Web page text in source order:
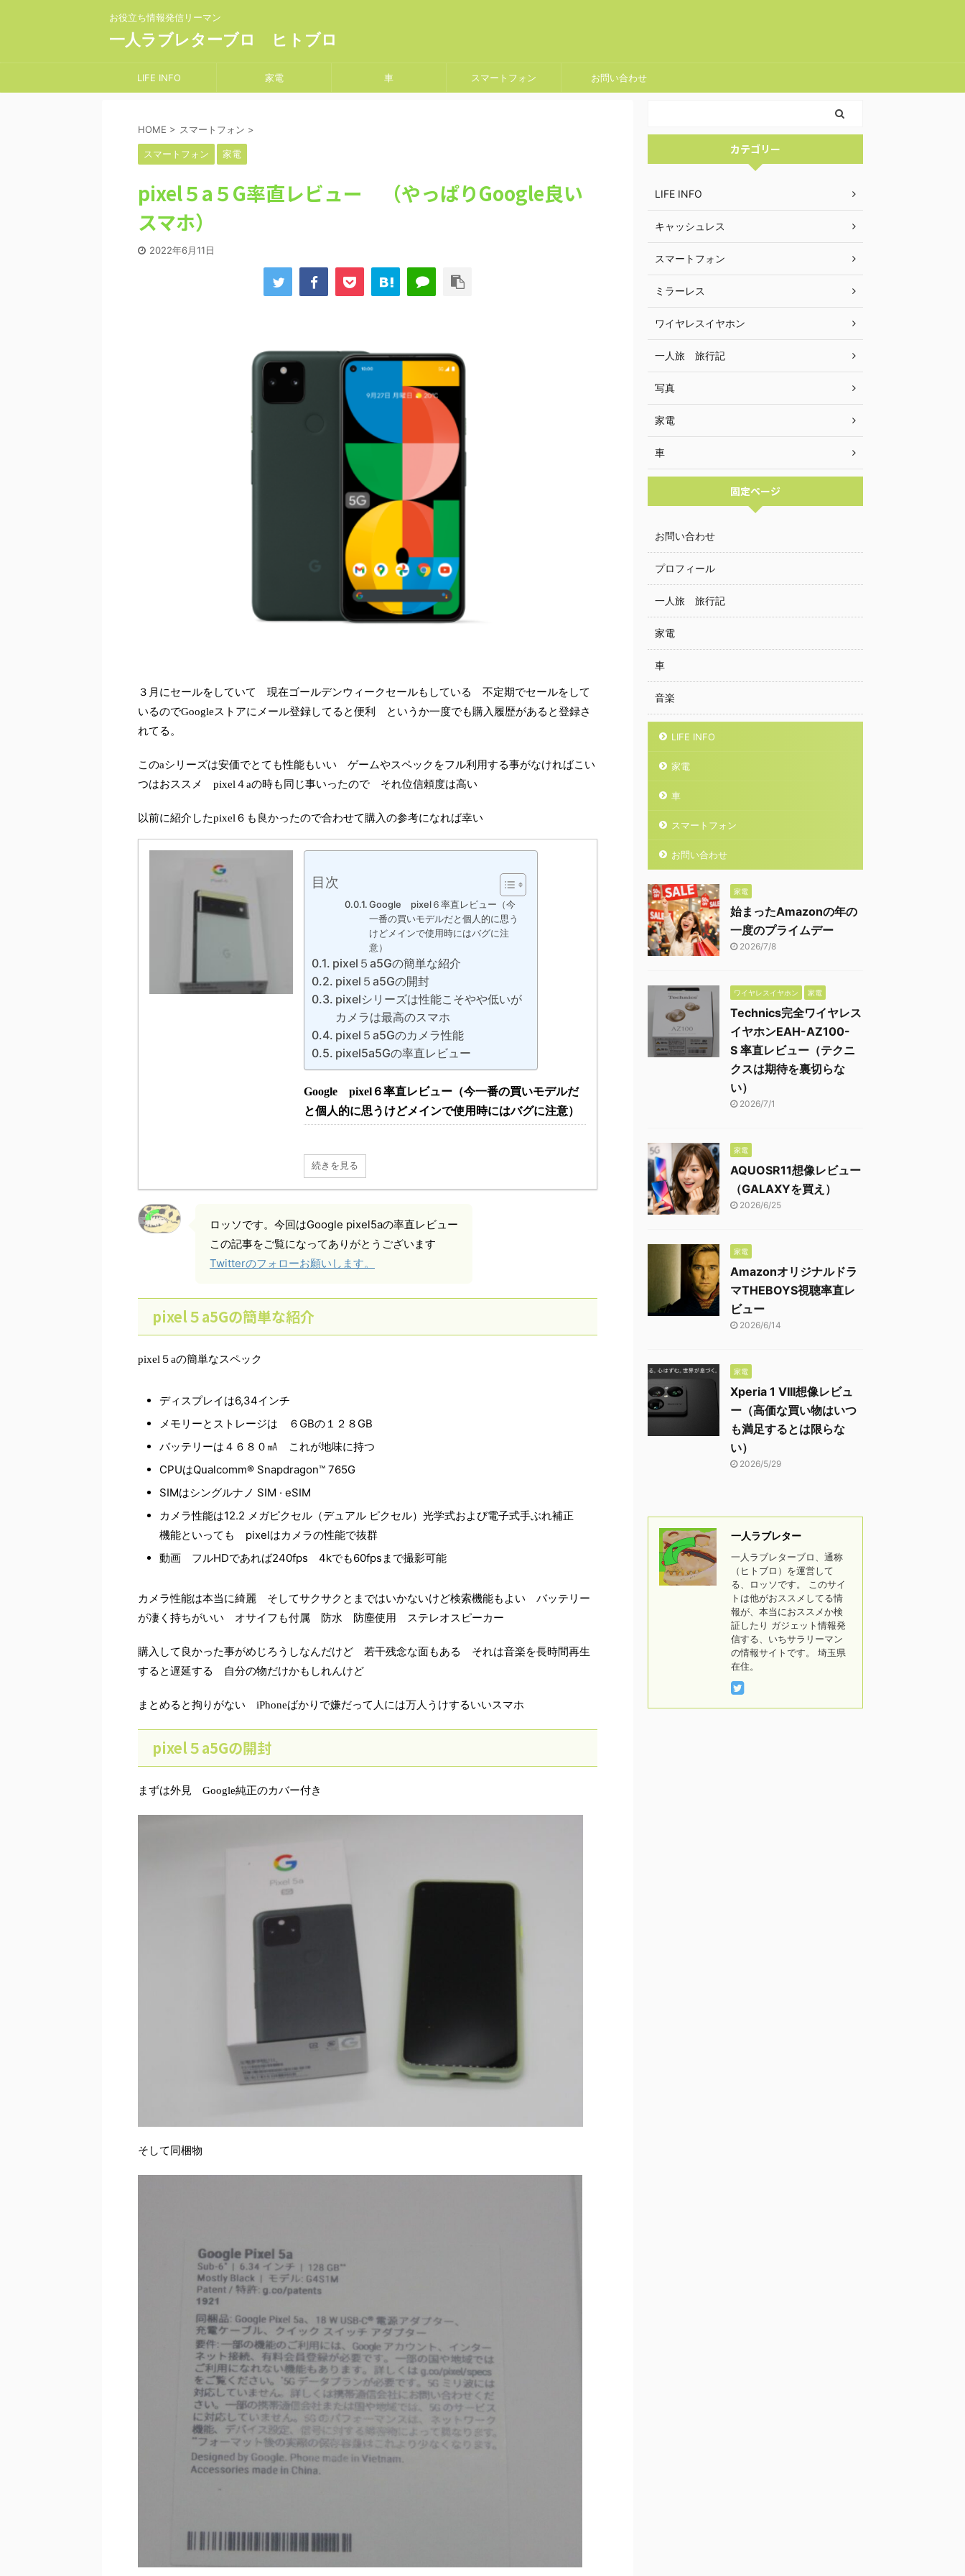
お役立ち情報発信リーマン
一人ラブレターブロ ヒトブロ
LIFE INFO 家電 車 スマートフォン お問い合わせ
HOME > スマートフォン >
スマートフォン 家電
pixel５a５G率直レビュー （やっぱりGoogle良い
スマホ）
2022年6月11日
３月にセールをしていて 現在ゴールデンウィークセールもしている 不定期でセールをして
いるのでGoogleストアにメール登録してると便利 というか一度でも購入履歴があると登録さ
れてる。
このaシリーズは安価でとても性能もいい ゲームやスペックをフル利用する事がなければこい
つはおススメ pixel４aの時も同じ事いったので それ位信頼度は高い
以前に紹介したpixel６も良かったので合わせて購入の参考になれば幸い
目次
Google pixel６率直レビュー（今
一番の買いモデルだと個人的に思う
けどメインで使用時にはバグに注
意）
pixel５a5Gの簡単な紹介
pixel５a5Gの開封
pixelシリーズは性能こそやや低いが
カメラは最高のスマホ
pixel５a5Gのカメラ性能
pixel5a5Gの率直レビュー
Google pixel６率直レビュー（今一番の買いモデルだ
と個人的に思うけどメインで使用時にはバグに注意）
続きを見る
ロッソです。今回はGoogle pixel5aの率直レビュー
この記事をご覧になってありがとうございます
Twitterのフォローお願いします。
pixel５a5Gの簡単な紹介
pixel５aの簡単なスペック
ディスプレイは6,34インチ
メモリーとストレージは ６GBの１２８GB
バッテリーは４６８０㎃ これが地味に持つ
CPUはQualcomm® Snapdragon™ 765G
SIMはシングルナノ SIM · eSIM
カメラ性能は12.2 メガピクセル（デュアル ピクセル）光学式および電子式手ぶれ補正
機能といっても pixelはカメラの性能で抜群
動画 フルHDであれば240fps 4kでも60fpsまで撮影可能
カメラ性能は本当に綺麗 そしてサクサクとまではいかないけど検索機能もよい バッテリー
が凄く持ちがいい オサイフも付属 防水 防塵使用 ステレオスピーカー
購入して良かった事がめじろうしなんだけど 若干残念な面もある それは音楽を長時間再生
すると遅延する 自分の物だけかもしれんけど
まとめると拘りがない iPhoneばかりで嫌だって人には万人うけするいいスマホ
pixel５a5Gの開封
まずは外見 Google純正のカバー付き
そして同梱物
カテゴリー
LIFE INFO
キャッシュレス
スマートフォン
ミラーレス
ワイヤレスイヤホン
一人旅 旅行記
写真
家電
車
固定ページ
お問い合わせ
プロフィール
一人旅 旅行記
家電
車
音楽
LIFE INFO
家電
車
スマートフォン
お問い合わせ
家電
始まったAmazonの年の
一度のプライムデー
2026/7/8
ワイヤレスイヤホン 家電
Technics完全ワイヤレス
イヤホンEAH-AZ100-
S 率直レビュー（テクニ
クスは期待を裏切らな
い）
2026/7/1
家電
AQUOSR11想像レビュー
（GALAXYを買え）
2026/6/25
家電
Amazonオリジナルドラ
マTHEBOYS視聴率直レ
ビュー
2026/6/14
家電
Xperia 1 VIII想像レビュ
ー（高価な買い物はいつ
も満足するとは限らな
い）
2026/5/29
一人ラブレター
一人ラブレターブロ、通称
（ヒトブロ）を運営して
る、ロッソです。 このサイ
トは他がおススメしてる情
報が、本当におススメか検
証したり ガジェット情報発
信する、いちサラリーマン
の情報サイトです。 埼玉県
在住。